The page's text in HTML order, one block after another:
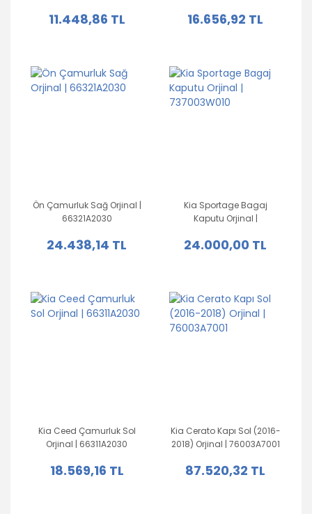
11.448,86 TL 16.656,92 TL
Ön Çamurluk Sağ Orjinal |
66321A2030
24.438,14 TL
Kia Sportage Bagaj
Kaputu Orjinal |
24.000,00 TL
Kia Ceed Çamurluk Sol
Orjinal | 66311A2030
18.569,16 TL
Kia Cerato Kapı Sol (2016-
2018) Orjinal | 76003A7001
87.520,32 TL